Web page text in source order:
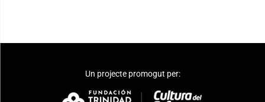
Un projecte promogut per: